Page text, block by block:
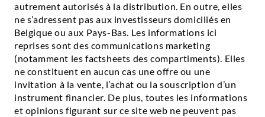
autrement autorisés à la distribution. En outre, elles
ne s’adressent pas aux investisseurs domiciliés en
Belgique ou aux Pays-Bas. Les informations ici
reprises sont des communications marketing
(notamment les factsheets des compartiments). Elles
ne constituent en aucun cas une offre ou une
invitation à la vente, l’achat ou la souscription d’un
instrument financier. De plus, toutes les informations
et opinions figurant sur ce site web ne peuvent pas